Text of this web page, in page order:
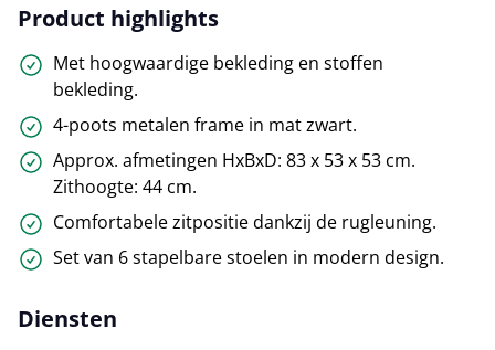
Product highlights
Met hoogwaardige bekleding en stoffen
bekleding.
4-poots metalen frame in mat zwart.
Approx. afmetingen HxBxD: 83 x 53 x 53 cm.
Zithoogte: 44 cm.
Comfortabele zitpositie dankzij de rugleuning.
Set van 6 stapelbare stoelen in modern design.
Diensten